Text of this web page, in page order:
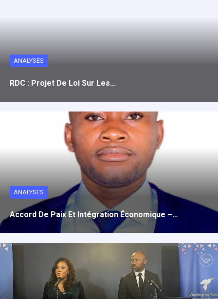
ANALYSES
RDC : Projet De Loi Sur Les…
ANALYSES
Accord De Paix Et Intégration Économique –…